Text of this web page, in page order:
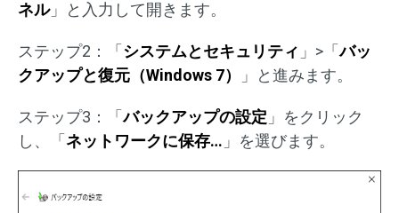
ネル」と入力して開きます。
ステップ2：「 システムとセキュリティ 」>「バッ
クアップと復元（Windows 7）
」と進みます。
ステップ3：「バックアップの設定 」をクリック
し、「 ネットワークに保存… 」を選びます。